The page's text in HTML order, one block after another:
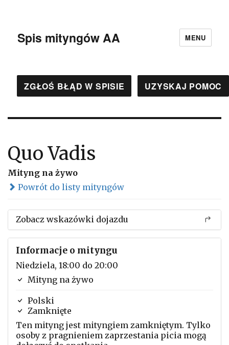
Spis mityngów AA MENU
ZGŁOŚ BŁĄD W SPISIE UZYSKAJ POMOC
Quo Vadis
Mityng na żywo
Powrót do listy mityngów
Zobacz wskazówki dojazdu
Informacje o mityngu
Niedziela, 18:00 do 20:00
Mityng na żywo
Polski
Zamknięte
Ten mityng jest mityngiem zamkniętym. Tylko
osoby z pragnieniem zaprzestania picia mogą